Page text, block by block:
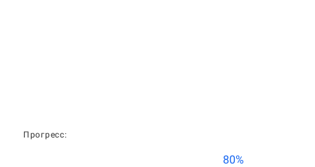
Прогресс:
80%